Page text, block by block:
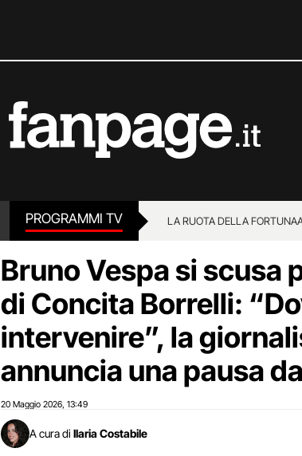
PROGRAMMI TV LA RUOTA DELLA FORTUNA
Bruno Vespa si scusa
di Concita Borrelli:
intervenire”, la
annuncia una pausa
20 Maggio 2026 13:49
A cura di Ilaria Costabile